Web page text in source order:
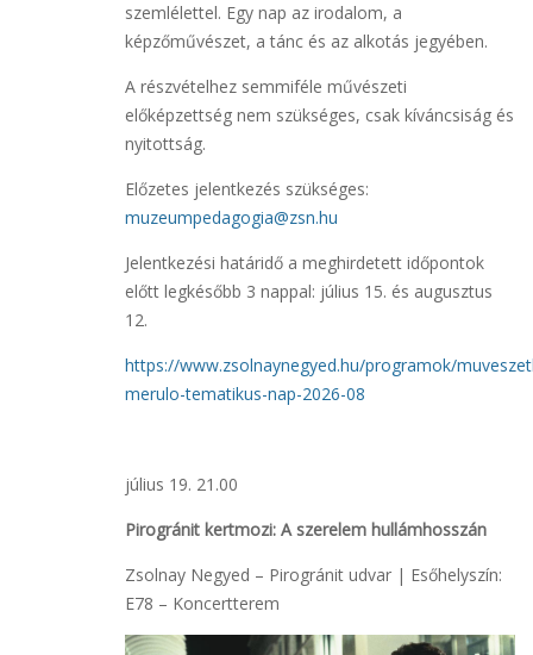
szemlélettel. Egy nap az irodalom, a
képzőművészet, a tánc és az alkotás jegyében.
A részvételhez semmiféle művészeti
előképzettség nem szükséges, csak kíváncsiság és
nyitottság.
Előzetes jelentkezés szükséges:
muzeumpedagogia@zsn.hu
Jelentkezési határidő a meghirdetett időpontok
előtt legkésőbb 3 nappal: július 15. és augusztus
12.
https://www.zsolnaynegyed.hu/programok/
merulo-tematikus-nap-2026-08
július 19. 21.00
Pirogránit kertmozi: A szerelem hullámhosszán
Zsolnay Negyed – Pirogránit udvar | Esőhelyszín:
E78 – Koncertterem